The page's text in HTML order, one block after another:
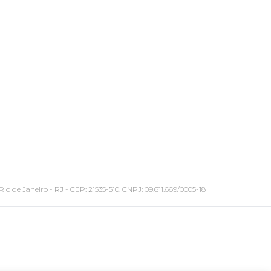
Janeiro - RJ - CEP: 21535-510. CNPJ: 09.611.669/0005-18